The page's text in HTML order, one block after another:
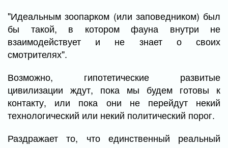
"Идеальным зоопарком (или заповедником) был
бы такой, в котором фауна внутри не
взаимодействует и не знает о своих
смотрителях".
Возможно, гипотетические развитые
цивилизации ждут, пока мы будем готовы к
контакту, или пока они не перейдут некий
технологический или некий политический порог.
Раздражает то, что единственный реальный